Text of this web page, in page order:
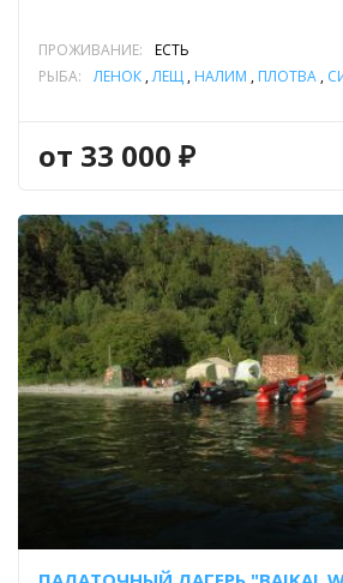
ПРОЖИВАНИЕ:
ЕСТЬ
РЫБА:
ЛЕНОК ,ЛЕЩ , НАЛИМ , ПЛОТВА ,
от 33 000 ₽